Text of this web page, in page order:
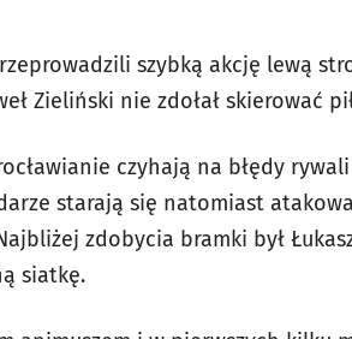
szybką akcję lewą
Zieliński nie zdołał skierować
czyhają na błędy
starają się natomiast
zdobycia bramki był
siatkę.